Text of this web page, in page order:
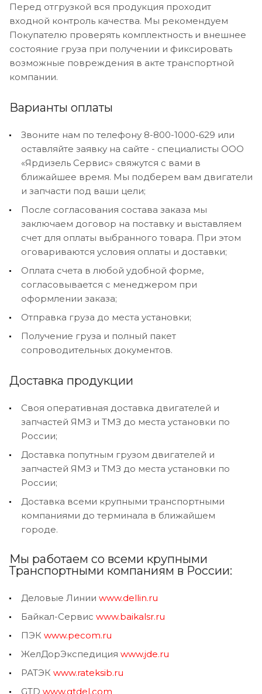
Перед отгрузкой вся продукция проходит
входной контроль качества. Мы рекомендуем
Покупателю проверять комплектность и внешнее
состояние груза при получении и фиксировать
возможные повреждения в акте транспортной
компании.
Варианты оплаты
Звоните нам по телефону 8-800-1000-629 или
оставляйте заявку на сайте - специалисты ООО
«Ярдизель Сервис» свяжутся с вами в
ближайшее время. Мы подберем вам двигатели
и запчасти под ваши цели;
После согласования состава заказа мы
заключаем договор на поставку и выставляем
счет для оплаты выбранного товара. При этом
оговариваются условия оплаты и доставки;
Оплата счета в любой удобной форме,
согласовывается с менеджером при
оформлении заказа;
Отправка груза до места установки;
Получение груза и полный пакет
сопроводительных документов.
Доставка продукции
Своя оперативная доставка двигателей и
запчастей ЯМЗ и ТМЗ до места установки по
России;
Доставка попутным грузом двигателей и
запчастей ЯМЗ и ТМЗ до места установки по
России;
Доставка всеми крупными транспортными
компаниями до терминала в ближайшем
городе.
Мы работаем со всеми крупными
Транспортными компаниям в России:
Деловые Линии www.dellin.ru
Байкал-Сервис www.baikalsr.ru
ПЭК www.pecom.ru
ЖелДорЭкспедиция www.jde.ru
РАТЭК www.rateksib.ru
GTD www.gtdel.com